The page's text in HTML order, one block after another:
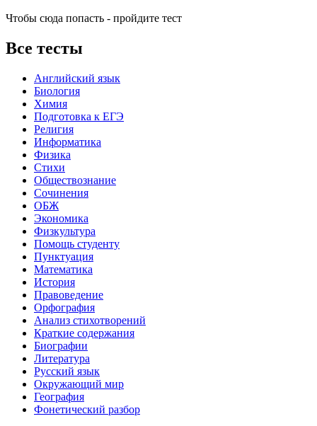
Чтобы сюда попасть - пройдите тест
Все тесты
Английский язык
Биология
Химия
Подготовка к ЕГЭ
Религия
Информатика
Физика
Стихи
Обществознание
Сочинения
ОБЖ
Экономика
Физкультура
Помощь студенту
Пунктуация
Математика
История
Правоведение
Орфография
Анализ стихотворений
Краткие содержания
Биографии
Литература
Русский язык
Окружающий мир
География
Фонетический разбор